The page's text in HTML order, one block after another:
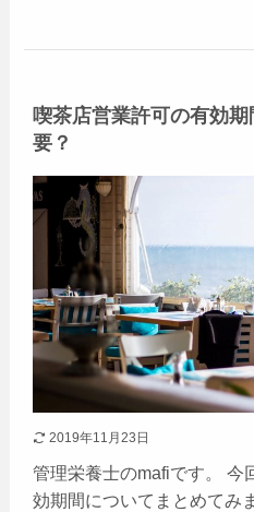
喫茶店営業許可の有効
要？
2019年11月23日
管理栄養士のmafiです。 今
効期間についてまとめてみ